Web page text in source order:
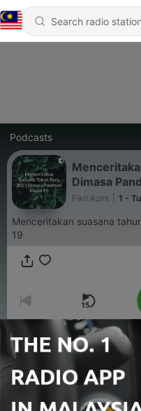
Podcasts
Dimasa
Fikri Azmi 1 -
Menceritakan suasana
19
Episodes